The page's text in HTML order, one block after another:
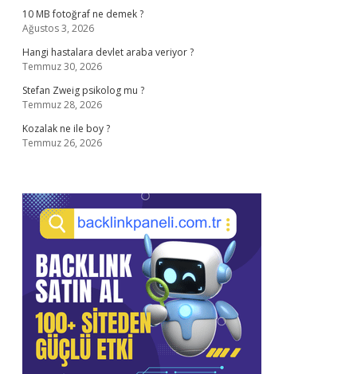
10 MB fotoğraf ne demek ?
Ağustos 3, 2026
Hangi hastalara devlet araba veriyor ?
Temmuz 30, 2026
Stefan Zweig psikolog mu ?
Temmuz 28, 2026
Kozalak ne ile boy ?
Temmuz 26, 2026